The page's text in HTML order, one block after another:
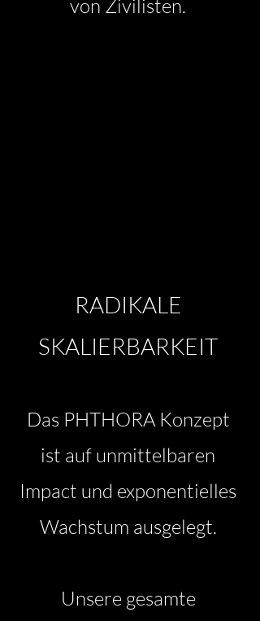
von Zivilisten.
RADIKALE
SKALIERBARKEIT
Das PHTHORA Konzept
ist auf unmittelbaren
Impact und exponentielles
Wachstum ausgelegt.
Unsere gesamte